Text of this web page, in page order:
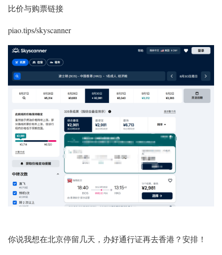
比价与购票链接
piao.tips/skyscanner
你说我想在北京停留几天，办好通行证再去香港？安排！